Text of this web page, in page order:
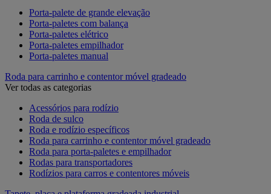
Porta-palete de grande elevação
Porta-paletes com balança
Porta-paletes elétrico
Porta-paletes empilhador
Porta-paletes manual
Roda para carrinho e contentor móvel gradeado
Ver todas as categorias
Acessórios para rodízio
Roda de sulco
Roda e rodízio específicos
Roda para carrinho e contentor móvel gradeado
Roda para porta-paletes e empilhador
Rodas para transportadores
Rodízios para carros e contentores móveis